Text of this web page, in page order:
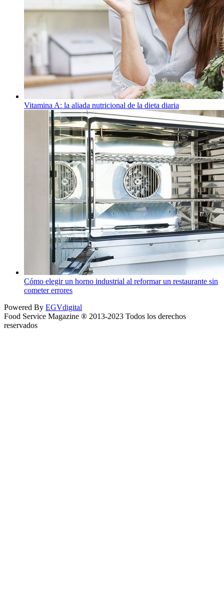
Vitamina A: la aliada nutricional de la dieta diaria
Cómo elegir un horno industrial al reformar un restaurante sin
cometer errores
Powered By EGVdigital
Food Service Magazine ® 2013-2023 Todos los derechos
reservados